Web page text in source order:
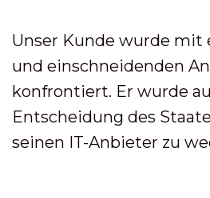
Unser Kunde wurde mit
und einschneidenden
konfrontiert. Er wurde
Entscheidung des
seinen IT-Anbieter zu